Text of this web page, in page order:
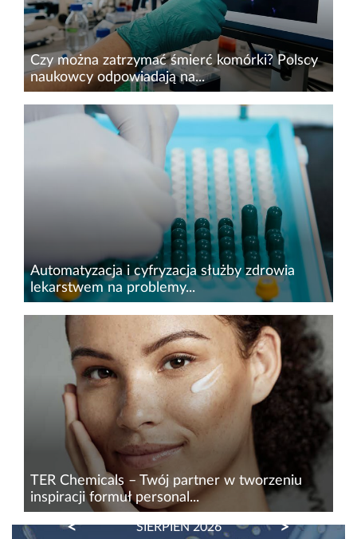
Czy można zatrzymać śmierć komórki? Polscy
naukowcy odpowiadają na...
Naukowcy Politechniki Wrocławskiej (PWr) i
Genentech,&nbsp;jednej z wiodących firm
biotechnologicznych na świecie, znaleźli sposób
na zatrzymanie rozpadu umierającej komórki.
Automatyzacja i cyfryzacja służby zdrowia
lekarstwem na problemy...
System ochrony zdrowia mierzy się z
podwójnym wyzwaniem&nbsp;– starzejącym
się społeczeństwem i rosnącą liczbą pacjentów,
przy jednoczesnych brakach kadrowych. W tych
warunkach optymalizacja pracy...
TER Chemicals – Twój partner w tworzeniu
inspiracji formuł personal...
K-beauty, clean beauty, compliance friendly
SIERPIEŃ 2026
PREVIOUS NEXT